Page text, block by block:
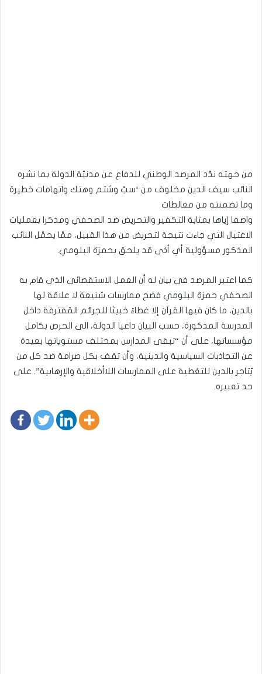
من جهته ندّد المرصد الوطني للدفاع عن مدنيّة الدولة بما نشره
النائب سيف الدين مخلوف من ‘سبّ وشتم وهتك واتهامات خطيرة
وما تضمنته من مغالطات
واصفا إياها بمثابة التكفير والتحريض ضد الصحفي ومذكرا بعمليات
الاغتيال التي جاءت نتيجة لتحريض من هذا القبيل، ممّا يحمّل النائب
المذكور مسؤولية أي أذى قد يلحق بحمزة البلومي.
كما اعتبر المرصد في بيان له أن العمل الاستقصائي الذي قام به
الصحفي حمزة البلومي فضح ممارسات شنيعة لا علاقة لها
بالدين، ما كان فيها القرآن إلا غطاءً خبيثا للجرائم المُقترفة داخل
المدرسة المذكورة، حسب البيان داعيا الدولة، الى الحرص بكامل
مؤسساتها، على أن “تبقى المدارس بمختلف مستوياتها بعيدة
عن التجاذبات السياسية والدينية، وأن تقف بكل صرامة ضد كل من
يُتاجر بالدين للتغطية على الممارسات اللاأخلاقية والإرهابية”. على
حد تعبيره.